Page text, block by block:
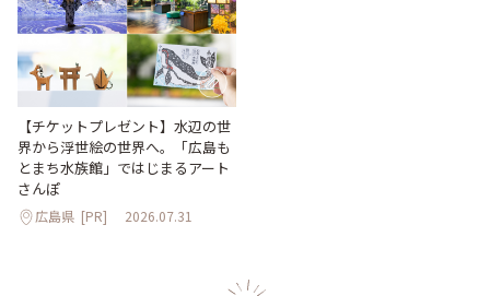
【チケットプレゼント】水辺の世
界から浮世絵の世界へ。「広島も
とまち水族館」ではじまるアート
さんぽ
広島県 [PR] 2026.07.31